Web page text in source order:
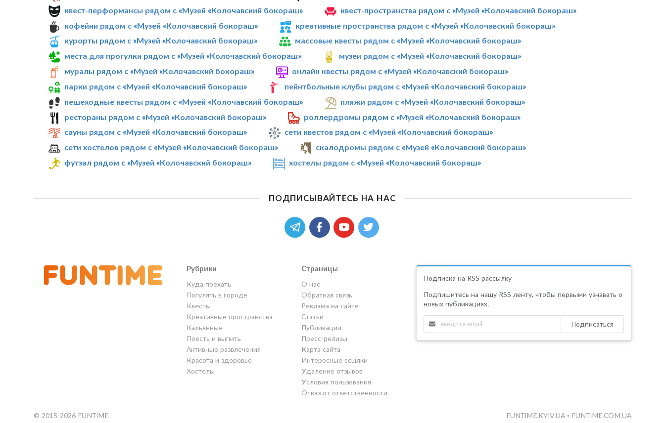
квест-перформансы рядом с «Музей «Колочавский бокораш»
квест-пространства рядом с «Музей «Колочавский бокораш»
кофейни рядом с «Музей «Колочавский бокораш»
креативные пространства рядом с «Музей «Колочавский бокораш»
курорты рядом с «Музей «Колочавский бокораш»
массовые квесты рядом с «Музей «Колочавский бокораш»
места для прогулки рядом с «Музей «Колочавский бокораш»
музеи рядом с «Музей «Колочавский бокораш»
муралы рядом с «Музей «Колочавский бокораш»
онлайн квесты рядом с «Музей «Колочавский бокораш»
парки рядом с «Музей «Колочавский бокораш»
пейнтбольные клубы рядом с «Музей «Колочавский бокораш»
пешеходные квесты рядом с «Музей «Колочавский бокораш»
пляжи рядом с «Музей «Колочавский бокораш»
рестораны рядом с «Музей «Колочавский бокораш»
роллердромы рядом с «Музей «Колочавский бокораш»
сауны рядом с «Музей «Колочавский бокораш»
сети квестов рядом с «Музей «Колочавский бокораш»
сети хостелов рядом с «Музей «Колочавский бокораш»
скалодромы рядом с «Музей «Колочавский бокораш»
футзал рядом с «Музей «Колочавский бокораш»
хостелы рядом с «Музей «Колочавский бокораш»
ПОДПИСЫВАЙТЕСЬ НА НАС
Рубрики
Куда поехать
Погулять в городе
Квесты
Креативные пространства
Кальянные
Поесть и выпить
Активные развлечения
Красота и здоровье
Хостелы
Страницы
О нас
Обратная связь
Реклама на сайте
Статьи
Публикации
Пресс-релизы
Карта сайта
Интересные ссылки
Удаление отзывов
Условия пользования
Отказ от ответственности
Подписка на RSS рассылку
Подпишитесь на нашу RSS ленту, чтобы первыми узнавать о
новых публикациях.
Подписаться
© 2015-2026 FUNTIME FUNTIME.KYIV.UA • FUNTIME.COM.UA